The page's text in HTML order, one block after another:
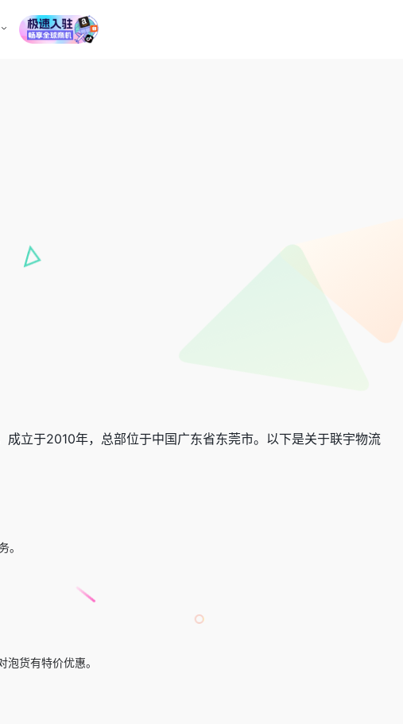
立于2010年，总部位于中国广东省东莞市。以下是关于联宇物流
。
货有特价优惠。